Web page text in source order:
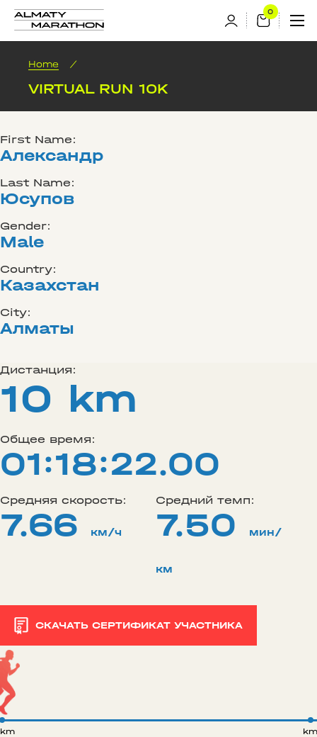
Home /
VIRTUAL RUN 10K
First Name:
Александр
Last Name:
Юсупов
Gender:
Male
Country:
Казахстан
City:
Алматы
Дистанция:
10 km
Общее время:
01:18:22.00
Средняя скорость:
7.66 км/ч
Средний темп:
7.50 мин/
км
СКАЧАТЬ СЕРТИФИКАТ УЧАСТНИКА
km